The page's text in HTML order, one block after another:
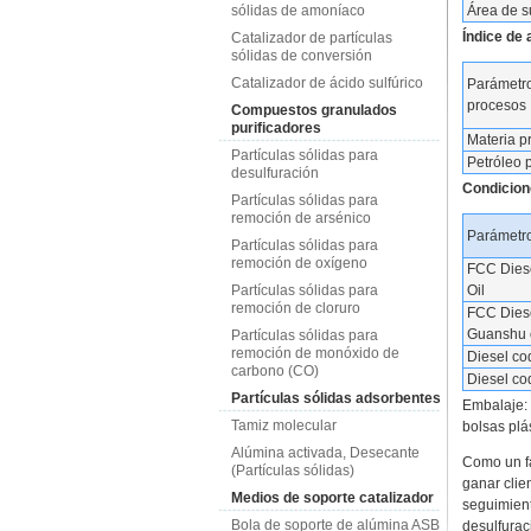
sólidas de amoníaco
Catalizador de partículas
sólidas de conversión
Catalizador de ácido sulfúrico
Compuestos granulados
purificadores
Partículas sólidas para
desulfuración
Partículas sólidas para
remoción de arsénico
Partículas sólidas para
remoción de oxígeno
Partículas sólidas para
remoción de cloruro
Partículas sólidas para
remoción de monóxido de
carbono (CO)
Partículas sólidas adsorbentes
Tamiz molecular
Alúmina activada, Desecante
(Partículas sólidas)
Medios de soporte catalizador
Bola de soporte de alúmina ASB
Área de
Índice de
procesos
Materia
Petróleo
FCC
Oil
FCC
Guanshu
Diesel
Diesel
bolsas
Como un
ganar